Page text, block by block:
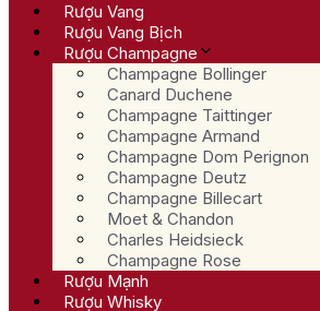
Rượu Vang
Rượu Vang Bịch
Rượu Champagne
Champagne Bollinger
Canard Duchene
Champagne Taittinger
Champagne Armand
Champagne Dom Perignon
Champagne Deutz
Champagne Billecart
Moet & Chandon
Charles Heidsieck
Champagne Rose
Rượu Mạnh
Rượu Whisky